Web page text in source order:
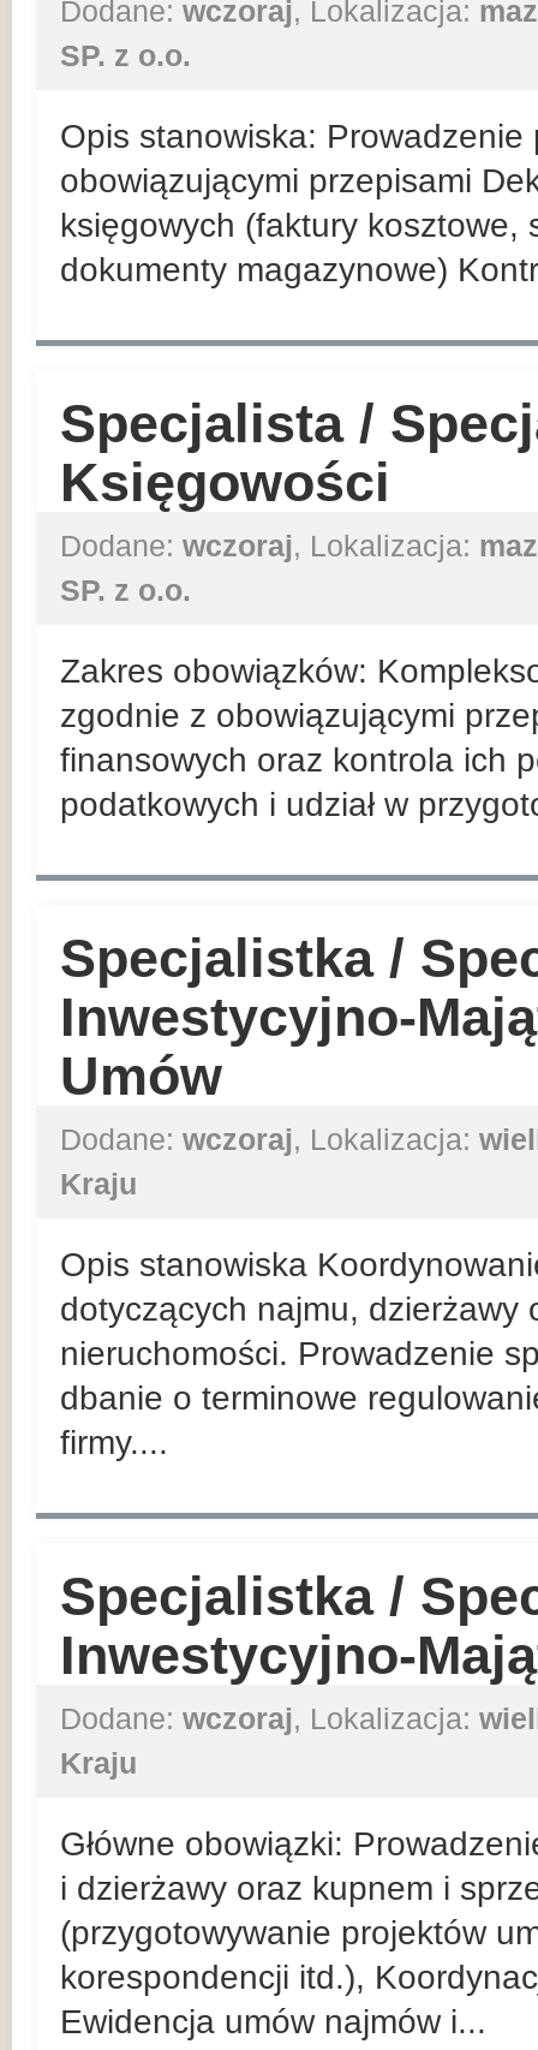
Dodane: wczoraj, Lokalizacja:
SP. z o.o.
Opis stanowiska: Prowadzenie
obowiązującymi przepisami
księgowych (faktury
dokumenty magazynowe)
Specjalista /
Księgowości
Dodane: wczoraj, Lokalizacja:
SP. z o.o.
Zakres obowiązków:
zgodnie z obowiązującymi
finansowych oraz kontrola ich
podatkowych i udział w
Specjalistka /
Inwestycyjno-
Umów
Dodane: wczoraj, Lokalizacja:
Kraju
Opis stanowiska
dotyczących najmu, dzierżawy
nieruchomości. Prowadzenie
dbanie o terminowe
firmy....
Specjalistka /
Inwestycyjno-
Dodane: wczoraj, Lokalizacja:
Kraju
Główne obowiązki:
i dzierżawy oraz kupnem i
(przygotowywanie projektów
korespondencji itd.),
Ewidencja umów najmów i...